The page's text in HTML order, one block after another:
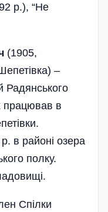
р.), “Не
(1905,
–
Радянського
працював в
в районі озера
полку.
Спілки